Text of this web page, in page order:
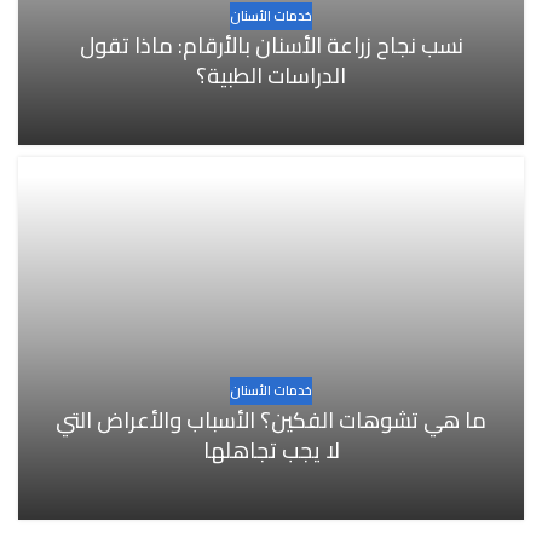
خدمات الأسنان
نسب نجاح زراعة الأسنان بالأرقام: ماذا تقول
الدراسات الطبية؟
خدمات الأسنان
ما هي تشوهات الفكين؟ الأسباب والأعراض التي
لا يجب تجاهلها